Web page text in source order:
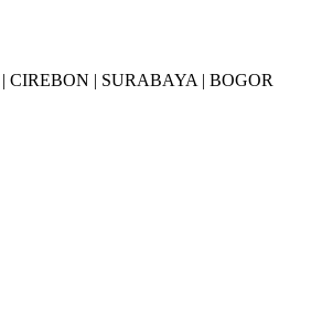
CIREBON | SURABAYA | BOGOR